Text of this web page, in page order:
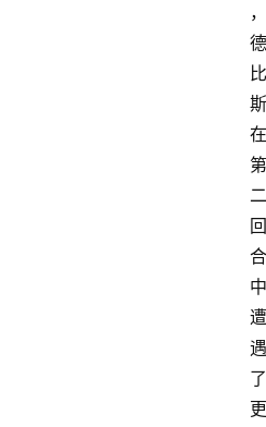
，
德
比
斯
在
第
二
回
合
中
遭
遇
了
更